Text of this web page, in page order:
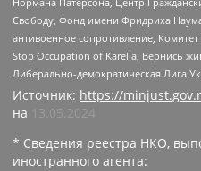
Свободу, Фонд имени Фридриха
антивоенное сопротивление,
Stop Occupation of Karelia, Вернись
Либерально-демократическая Лига
Источник: https://
на
13.05.2024
* Сведения реестра НКО,
иностранного агента: